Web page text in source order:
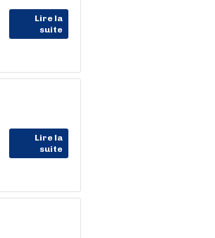
Lire la
suite
Lire la
suite